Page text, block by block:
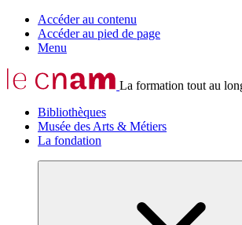
Accéder au contenu
Accéder au pied de page
Menu
La formation tout au
Bibliothèques
Musée des Arts & Métiers
La fondation